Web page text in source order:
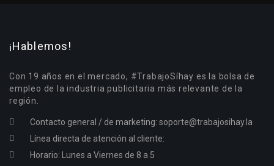
¡Hablemos!
Con 19 años en el mercado, #TrabajoSíhay es la bolsa de
empleo de la industria publicitaria más relevante de la
región.
Contacto general / de marketing: soporte@trabajosihay.la
Línea directa de atención al cliente:
Horario: Lunes a Viernes de 8 a 5